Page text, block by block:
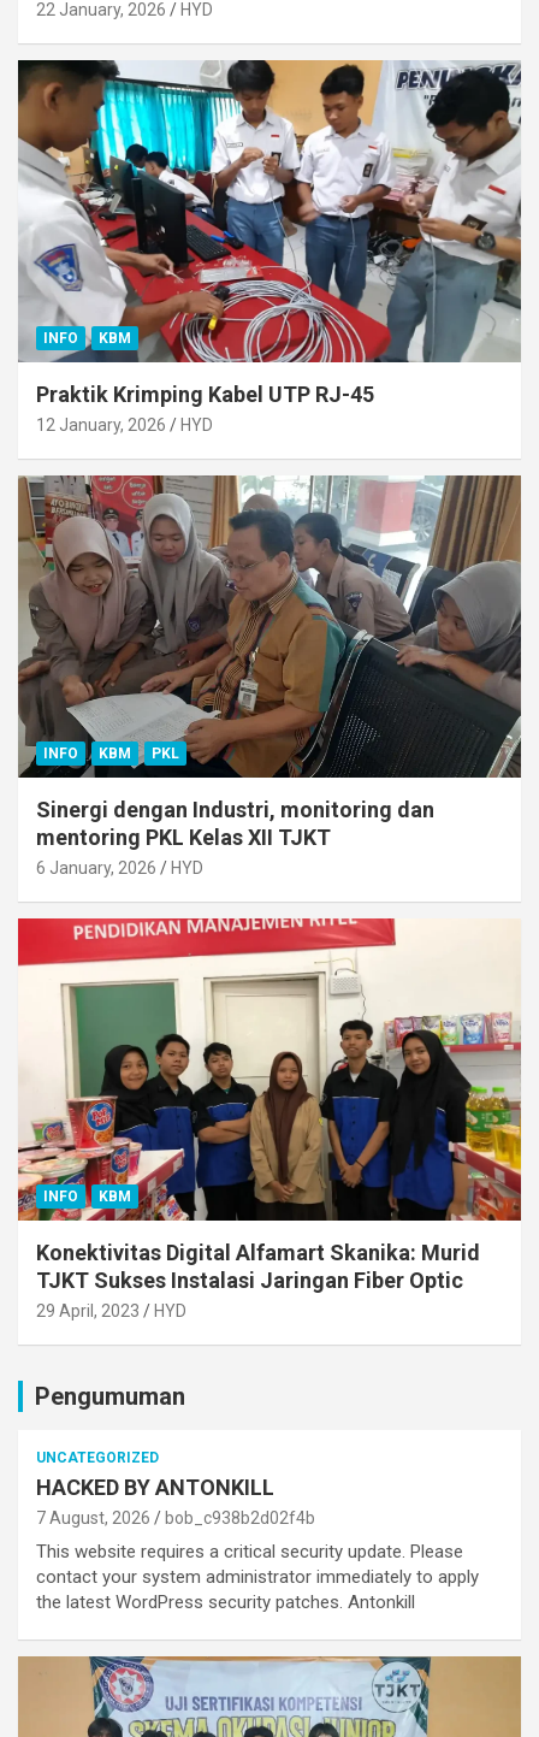
22 January, 2026 HYD
INFO KBM
Praktik Krimping Kabel UTP RJ-45
12 January, 2026 HYD
INFO KBM PKL
Sinergi dengan Industri, monitoring dan
mentoring PKL Kelas XII TJKT
6 January, 2026 HYD
INFO KBM
Konektivitas Digital Alfamart Skanika: Murid
TJKT Sukses Instalasi Jaringan Fiber Optic
29 April, 2023 HYD
Pengumuman
UNCATEGORIZED
HACKED BY ANTONKILL
7 August, 2026 bob_c938b2d02f4b
This website requires a critical security update. Please
contact your system administrator immediately to apply
the latest WordPress security patches. Antonkill